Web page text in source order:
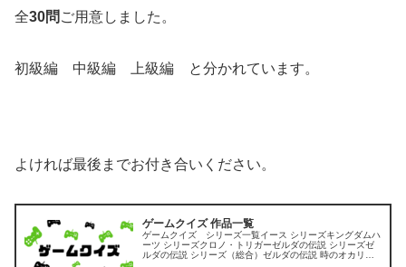
全30問 ご用意しました。
初級編 中級編 上級編 と分かれています。
よければ最後までお付き合いください。
ゲームクイズ 作品一覧
ゲームクイズ シリーズ一覧イース シリーズキングダムハ
ーツ シリーズクロノ・トリガーゼルダの伝説 シリーズゼ
ルダの伝説 シリーズ（総合）ゼルダの伝説 時のオカリナ